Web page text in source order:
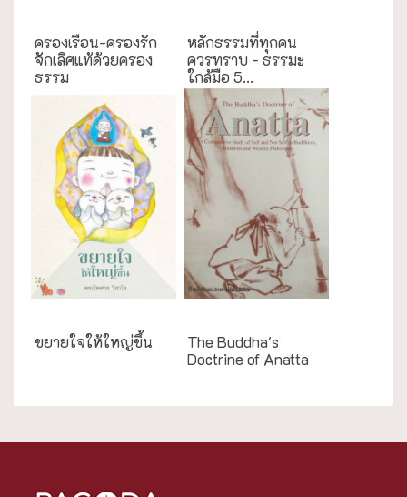
ครองเรือน-ครองรัก
จักเลิศแท้ด้วยครอง
ธรรม
หลักธรรมที่ทุกคน
ควรทราบ - ธรรมะ
ใกล้มือ 5...
ขยายใจให้ใหญ่ขึ้น
The Buddha's
Doctrine of Anatta